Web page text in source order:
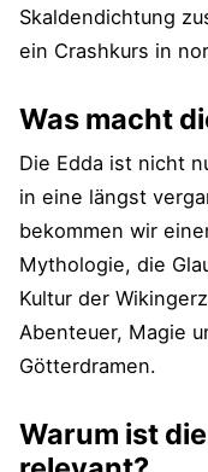
Skaldendichtung
ein Crashkurs in
Was macht
Die Edda ist nicht
in eine längst
bekommen wir
Mythologie, die
Kultur der
Abenteuer, Magie
Götterdramen.
Warum ist